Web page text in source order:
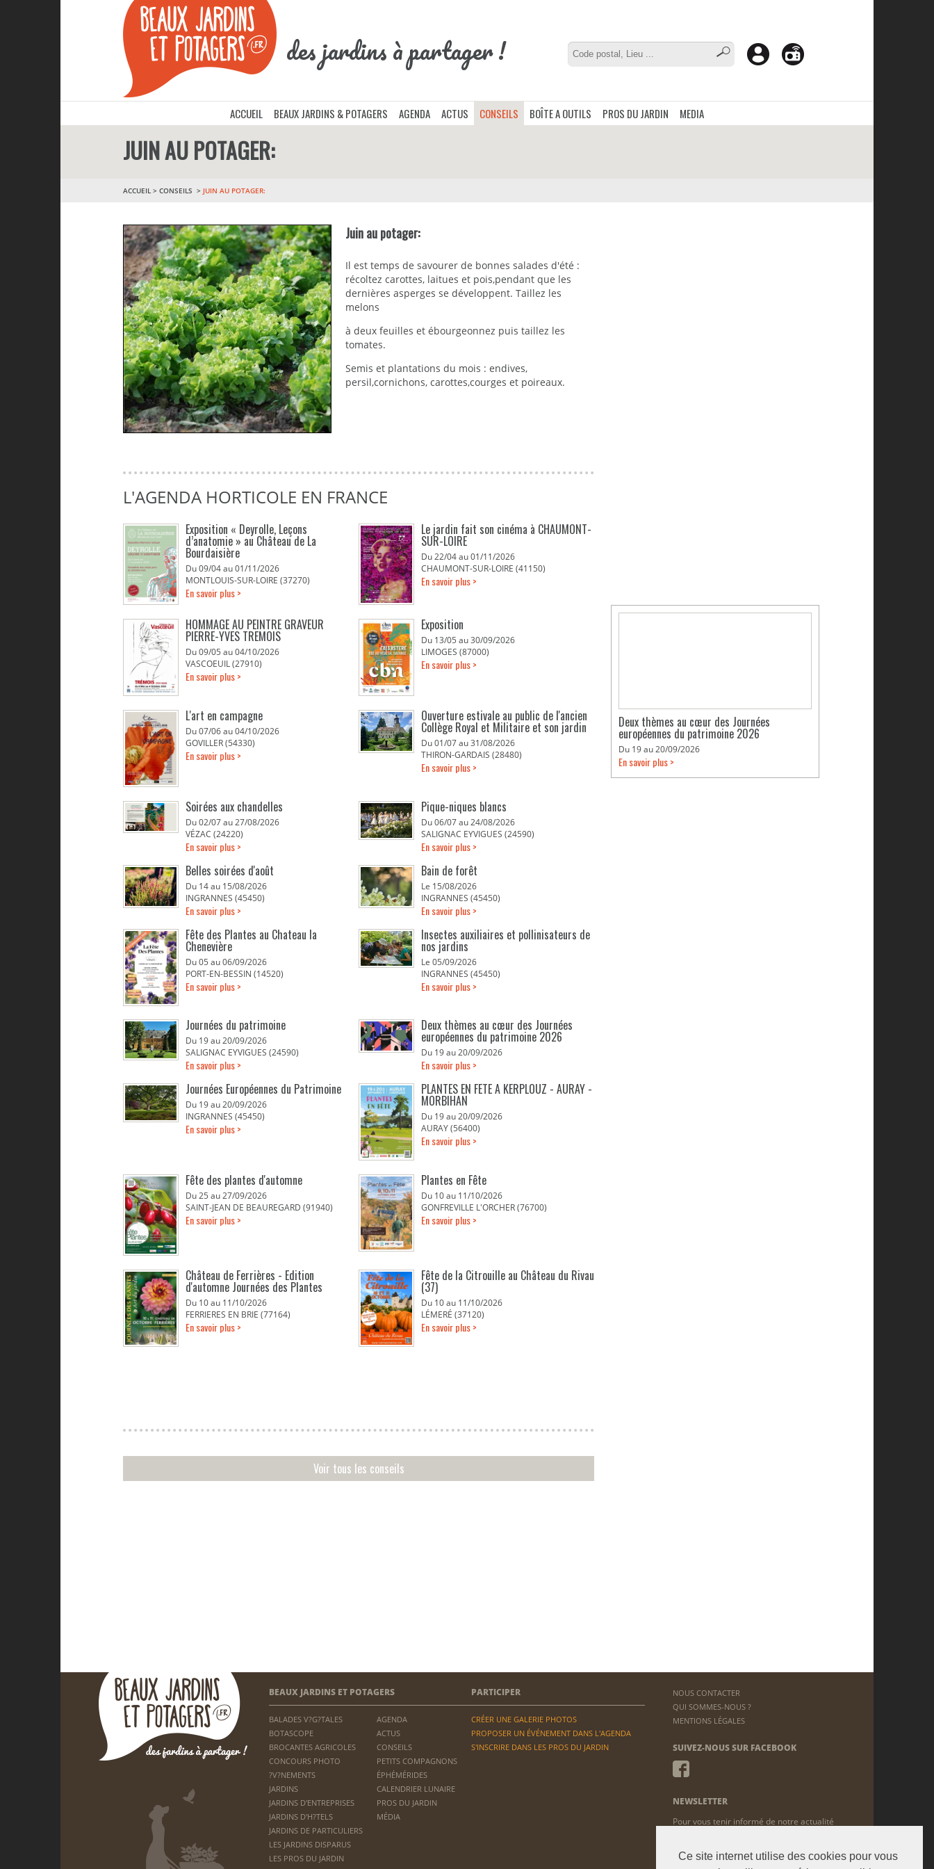
Ce site internet utilise des cookies pour vous
des jardins à partager !
ACCUEIL BEAUX JARDINS & POTAGERS AGENDA ACTUS CONSEILS BOÎTE A OUTILS PROS DU JARDIN MEDIA
JUIN AU POTAGER:
ACCUEIL > CONSEILS JUIN AU POTAGER:
Juin au potager:
Il est temps de savourer de bonnes salades d'été :
récoltez carottes, laitues et pois,pendant que les
dernières asperges se développent. Taillez les
melons
à deux feuilles et ébourgeonnez puis taillez les
tomates.
Semis et plantations du mois : endives,
persil,cornichons, carottes,courges et poireaux.
L'AGENDA HORTICOLE EN FRANCE
Exposition « Deyrolle, Leçons
d’anatomie » au Château de La
Bourdaisière
Du 09/04 au 01/11/2026
MONTLOUIS-SUR-LOIRE (37270)
En savoir plus >
Le jardin fait son cinéma à CHAUMONT-
SUR-LOIRE
Du 22/04 au 01/11/2026
CHAUMONT-SUR-LOIRE (41150)
En savoir plus >
HOMMAGE AU PEINTRE GRAVEUR
PIERRE-YVES TREMOIS
Du 09/05 au 04/10/2026
VASCOEUIL (27910)
En savoir plus >
Exposition
Du 13/05 au 30/09/2026
LIMOGES (87000)
En savoir plus >
L'art en campagne
Du 07/06 au 04/10/2026
GOVILLER (54330)
En savoir plus >
Ouverture estivale au public de l'ancien
Collège Royal et Militaire et son jardin
Du 01/07 au 31/08/2026
THIRON-GARDAIS (28480)
En savoir plus >
Soirées aux chandelles
Du 02/07 au 27/08/2026
VÉZAC (24220)
En savoir plus >
Pique-niques blancs
Du 06/07 au 24/08/2026
SALIGNAC EYVIGUES (24590)
En savoir plus >
Belles soirées d'août
Du 14 au 15/08/2026
INGRANNES (45450)
En savoir plus >
Bain de forêt
Le 15/08/2026
INGRANNES (45450)
En savoir plus >
Fête des Plantes au Chateau la
Chenevière
Du 05 au 06/09/2026
PORT-EN-BESSIN (14520)
En savoir plus >
Insectes auxiliaires et pollinisateurs de
nos jardins
Le 05/09/2026
INGRANNES (45450)
En savoir plus >
Journées du patrimoine
Du 19 au 20/09/2026
SALIGNAC EYVIGUES (24590)
En savoir plus >
Deux thèmes au cœur des Journées
européennes du patrimoine 2026
Du 19 au 20/09/2026
En savoir plus >
Journées Européennes du Patrimoine
Du 19 au 20/09/2026
INGRANNES (45450)
En savoir plus >
PLANTES EN FETE A KERPLOUZ - AURAY -
MORBIHAN
Du 19 au 20/09/2026
AURAY (56400)
En savoir plus >
Fête des plantes d'automne
Du 25 au 27/09/2026
SAINT-JEAN DE BEAUREGARD (91940)
En savoir plus >
Plantes en Fête
Du 10 au 11/10/2026
GONFREVILLE L'ORCHER (76700)
En savoir plus >
Château de Ferrières - Edition
d'automne Journées des Plantes
Du 10 au 11/10/2026
FERRIERES EN BRIE (77164)
En savoir plus >
Fête de la Citrouille au Château du Rivau
(37)
Du 10 au 11/10/2026
LÉMERÉ (37120)
En savoir plus >
Voir tous les conseils
Deux thèmes au cœur des Journées
européennes du patrimoine 2026
Du 19 au 20/09/2026
En savoir plus >
BEAUX JARDINS ET POTAGERS
BALADES V?G?TALES
BOTASCOPE
BROCANTES AGRICOLES
CONCOURS PHOTO
?V?NEMENTS
JARDINS
JARDINS D'ENTREPRISES
JARDINS D'H?TELS
JARDINS DE PARTICULIERS
LES JARDINS DISPARUS
LES PROS DU JARDIN
AGENDA
ACTUS
CONSEILS
PETITS COMPAGNONS
ÉPHÉMÉRIDES
CALENDRIER LUNAIRE
PROS DU JARDIN
MÉDIA
PARTICIPER
CRÉER UNE GALERIE PHOTOS
PROPOSER UN ÉVÉNEMENT DANS L'AGENDA
S'INSCRIRE DANS LES PROS DU JARDIN
NOUS CONTACTER
QUI SOMMES-NOUS ?
MENTIONS LÉGALES
SUIVEZ-NOUS SUR FACEBOOK
NEWSLETTER
Pour vous tenir informé de notre actualité